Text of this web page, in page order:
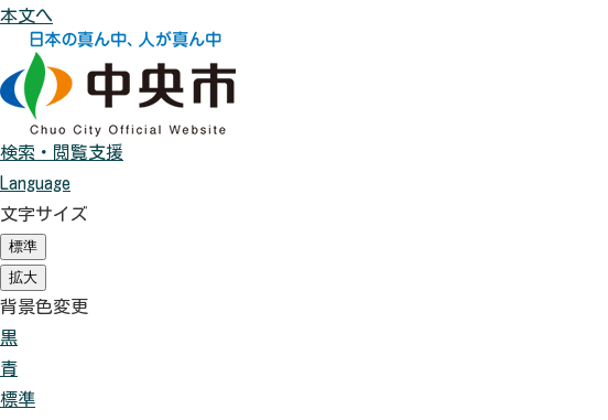
本文へ
検索・閲覧支援
Language
文字サイズ
標準
初
期
状
拡大
初
期
背景色変更
黒
色
青
景
標準